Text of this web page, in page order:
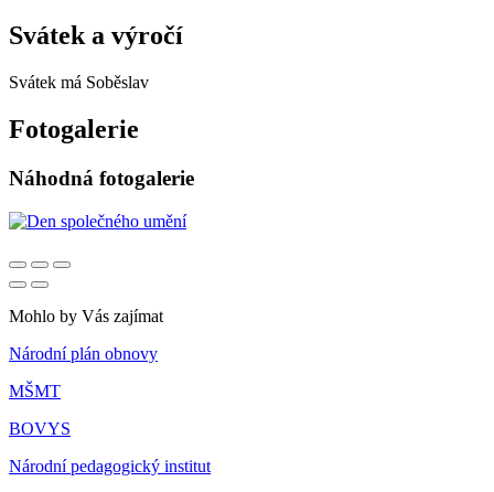
Svátek a výročí
Svátek má Soběslav
Fotogalerie
Náhodná fotogalerie
Mohlo by Vás zajímat
Národní plán obnovy
MŠMT
BOVYS
Národní pedagogický institut